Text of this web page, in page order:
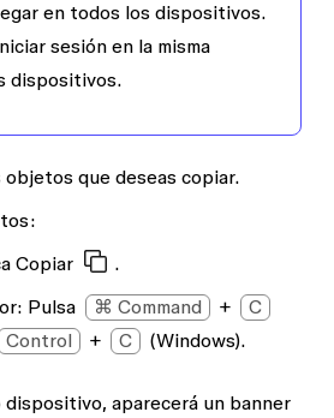
en todos los dispositivos.
sesión en la misma
dispositivos.
objetos que deseas copiar.
Copiar
.
Pulsa
⌘ Command +
C
Control + C (Windows).
dispositivo, aparecerá un banner